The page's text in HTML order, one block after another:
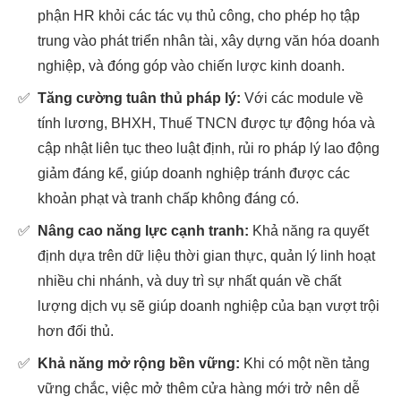
phận HR khỏi các tác vụ thủ công, cho phép họ tập
trung vào phát triển nhân tài, xây dựng văn hóa doanh
nghiệp, và đóng góp vào chiến lược kinh doanh.
✅ Tăng cường tuân thủ pháp lý: Với các module về
tính lương, BHXH, Thuế TNCN được tự động hóa và
cập nhật liên tục theo luật định, rủi ro pháp lý lao động
giảm đáng kể, giúp doanh nghiệp tránh được các
khoản phạt và tranh chấp không đáng có.
✅ Nâng cao năng lực cạnh tranh: Khả năng ra quyết
định dựa trên dữ liệu thời gian thực, quản lý linh hoạt
nhiều chi nhánh, và duy trì sự nhất quán về chất
lượng dịch vụ sẽ giúp doanh nghiệp của bạn vượt trội
hơn đối thủ.
✅ Khả năng mở rộng bền vững: Khi có một nền tảng
vững chắc, việc mở thêm cửa hàng mới trở nên dễ